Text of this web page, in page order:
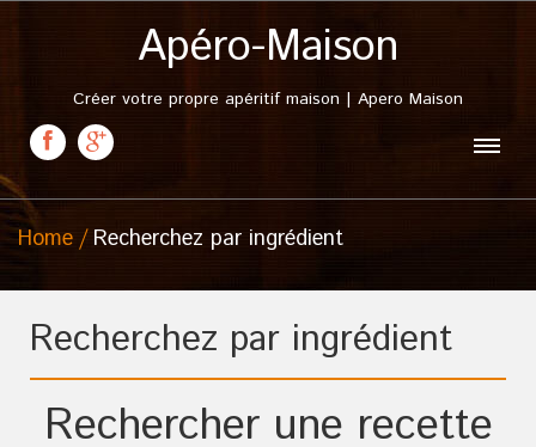
Apéro-Maison
Créer votre propre apéritif maison | Apero Maison
Home Recherchez par ingrédient
Recherchez par ingrédient
Rechercher une recette